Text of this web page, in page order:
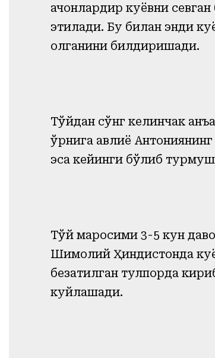
қачонлардир куёвни
этилади. Бу билан энди
қолганини билдиришади.
Тўйдан сўнг келинчак
ўрнига авлиё
эса кейинги бўлиб
Тўй маросими 3-5 кун
Шимолий Ҳиндистонда
безатилган тулпорда
куйлашади.